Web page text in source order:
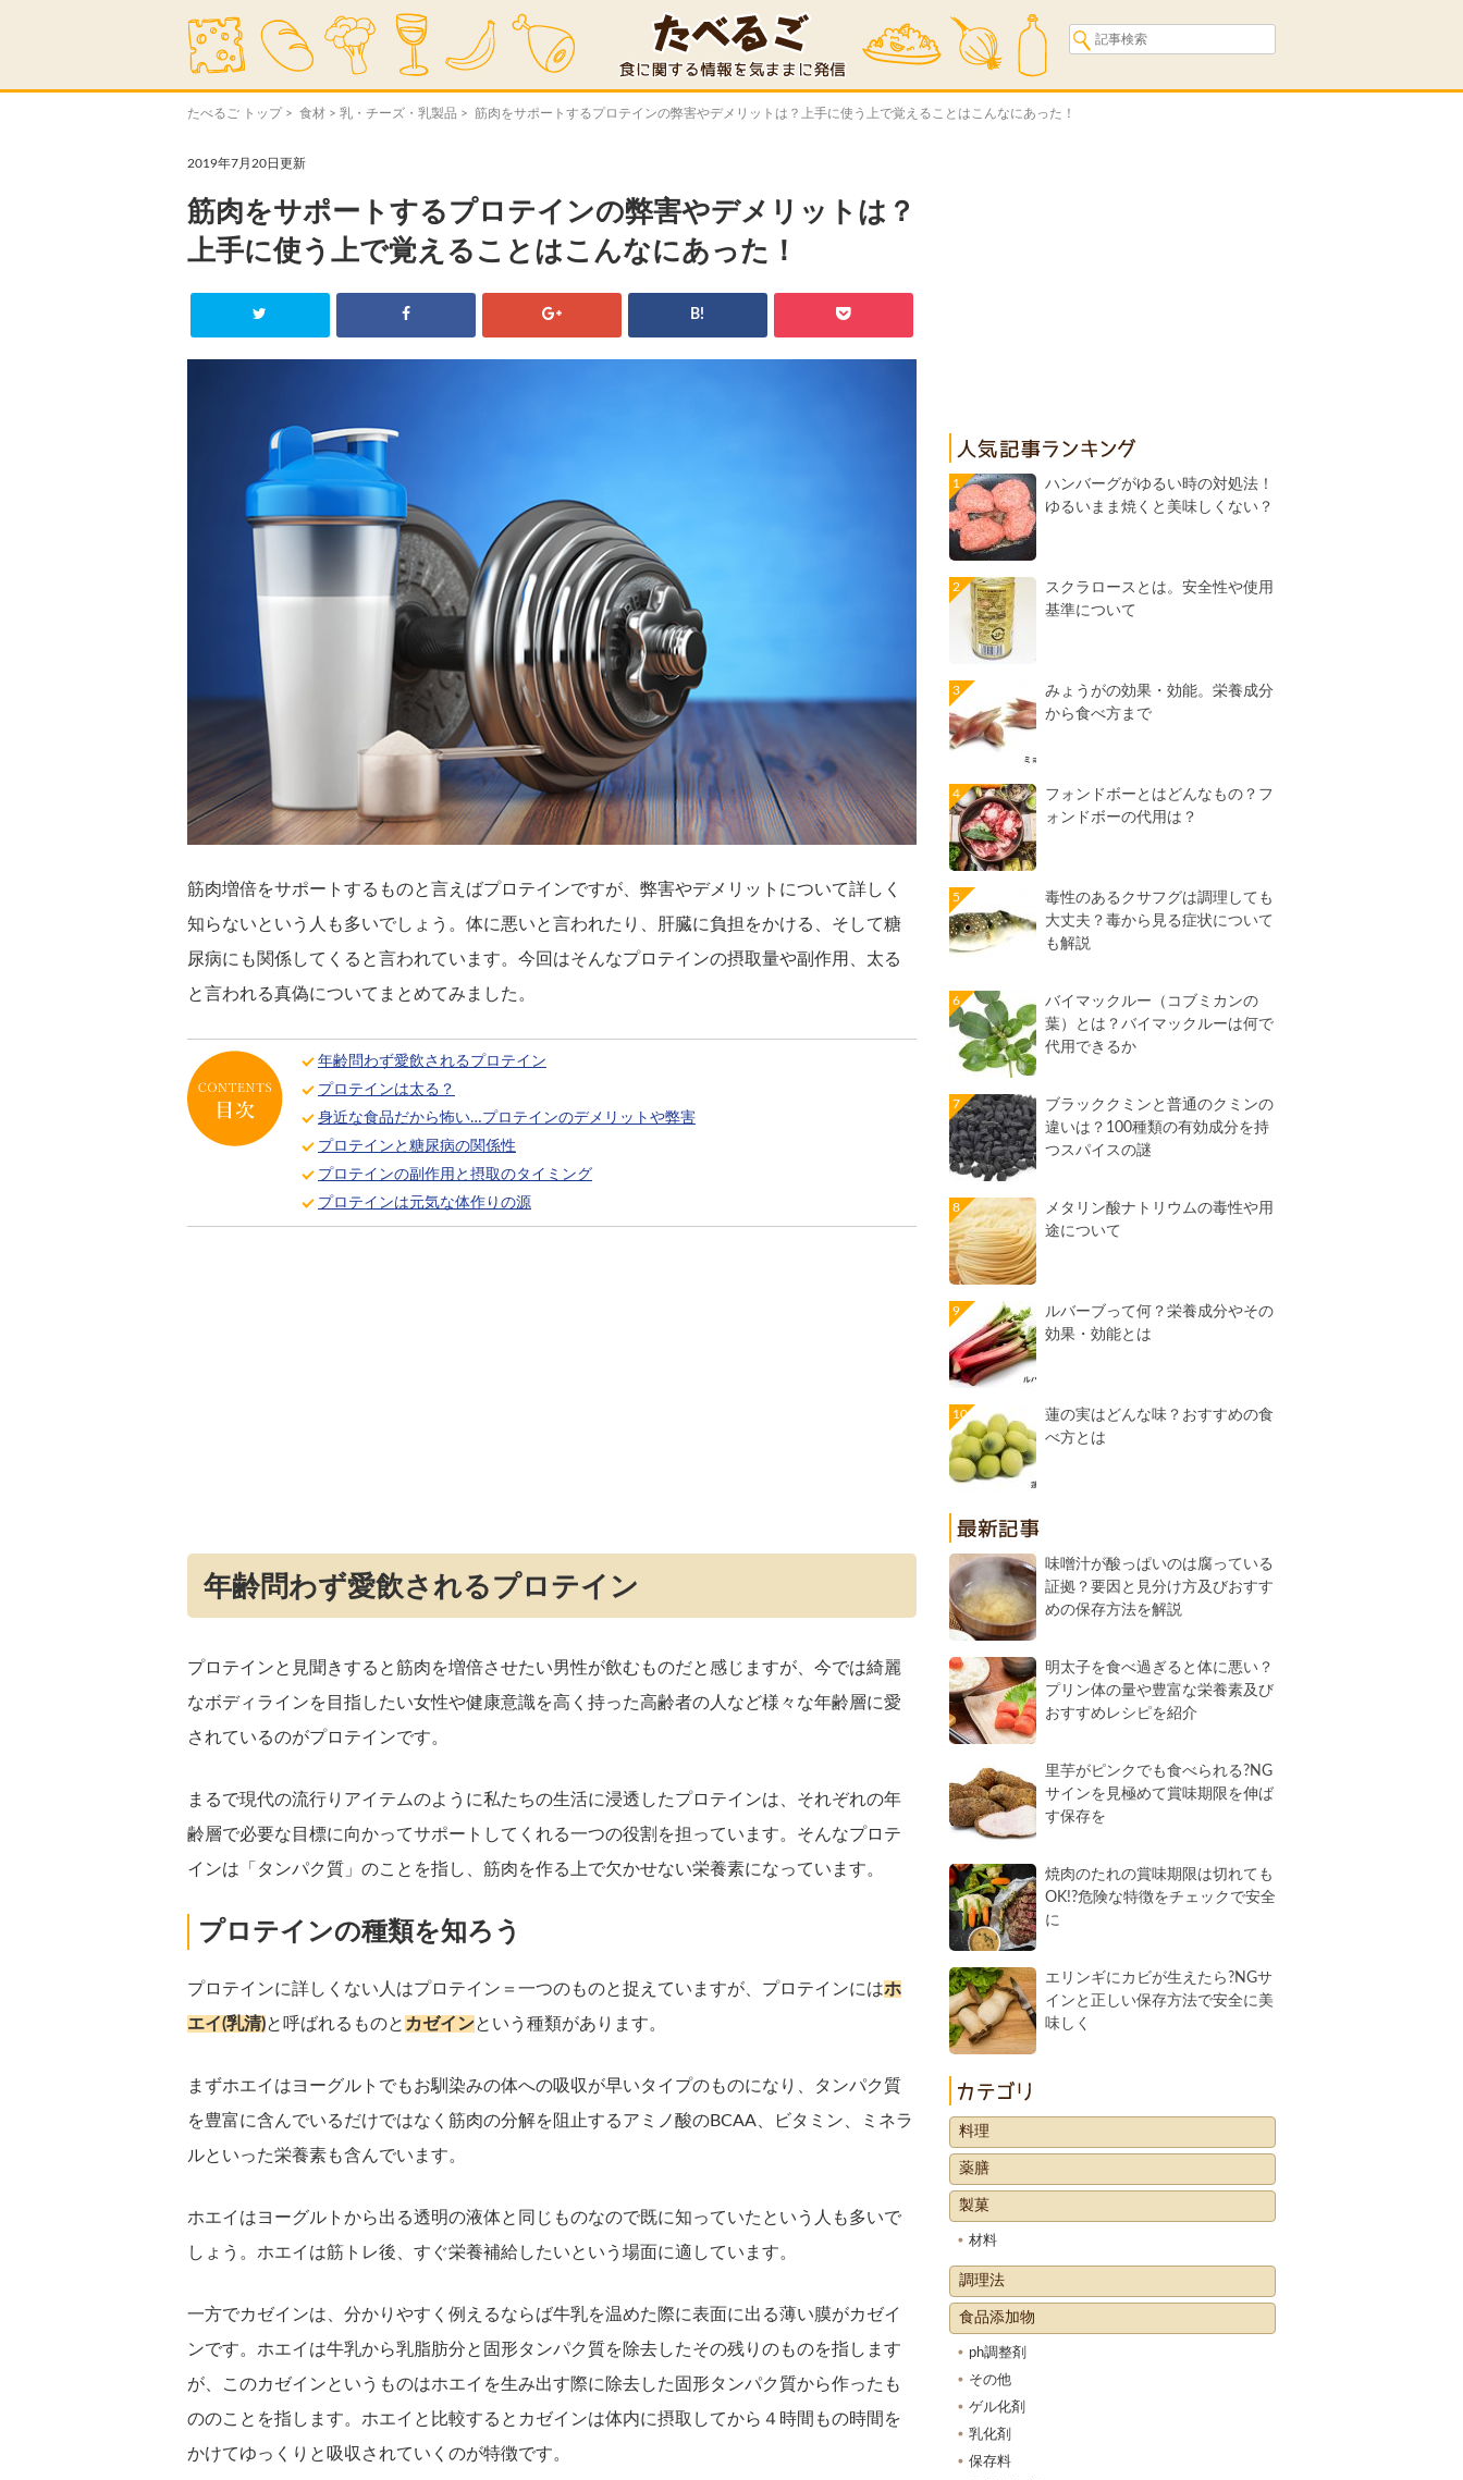
たべるご トップ> 食材 > 乳・チーズ・乳製品 > 筋肉をサポートするプロテインの弊害やデメリットは？上手に使う上で覚えることはこんなにあった！
2019年7月20日更新
筋肉をサポートするプロテインの弊害やデメリットは？
上手に使う上で覚えることはこんなにあった！
B!
筋肉増倍をサポートするものと言えばプロテインですが、弊害やデメリットについて詳しく
知らないという人も多いでしょう。体に悪いと言われたり、肝臓に負担をかける、そして糖
尿病にも関係してくると言われています。今回はそんなプロテインの摂取量や副作用、太る
と言われる真偽についてまとめてみました。
年齢問わず愛飲されるプロテイン
プロテインは太る？
身近な食品だから怖い…プロテインのデメリットや弊害
プロテインと糖尿病の関係性
プロテインの副作用と摂取のタイミング
プロテインは元気な体作りの源
年齢問わず愛飲されるプロテイン
プロテインと見聞きすると筋肉を増倍させたい男性が飲むものだと感じますが、今では綺麗
なボディラインを目指したい女性や健康意識を高く持った高齢者の人など様々な年齢層に愛
されているのがプロテインです。
まるで現代の流行りアイテムのように私たちの生活に浸透したプロテインは、それぞれの年
齢層で必要な目標に向かってサポートしてくれる一つの役割を担っています。そんなプロテ
インは「タンパク質」のことを指し、筋肉を作る上で欠かせない栄養素になっています。
プロテインの種類を知ろう
プロテインに詳しくない人はプロテイン＝一つのものと捉えていますが、プロテインにはホ
エイ(乳清)と呼ばれるものと カゼインという種類があります。
まずホエイはヨーグルトでもお馴染みの体への吸収が早いタイプのものになり、タンパク質
を豊富に含んでいるだけではなく筋肉の分解を阻止するアミノ酸のBCAA、ビタミン、ミネラ
ルといった栄養素も含んでいます。
ホエイはヨーグルトから出る透明の液体と同じものなので既に知っていたという人も多いで
しょう。ホエイは筋トレ後、すぐ栄養補給したいという場面に適しています。
一方でカゼインは、分かりやすく例えるならば牛乳を温めた際に表面に出る薄い膜がカゼイ
ンです。ホエイは牛乳から乳脂肪分と固形タンパク質を除去したその残りのものを指します
が、このカゼインというものはホエイを生み出す際に除去した固形タンパク質から作ったも
ののことを指します。ホエイと比較するとカゼインは体内に摂取してから４時間もの時間を
かけてゆっくりと吸収されていくのが特徴です。
ハンバーグがゆるい時の対処法！
ゆるいまま焼くと美味しくない？
スクラロースとは。安全性や使用
基準について
みょうがの効果・効能。栄養成分
から食べ方まで
フォンドボーとはどんなもの？フ
ォンドボーの代用は？
毒性のあるクサフグは調理しても
大丈夫？毒から見る症状について
も解説
バイマックルー（コブミカンの
葉）とは？バイマックルーは何で
代用できるか
ブラッククミンと普通のクミンの
違いは？100種類の有効成分を持
つスパイスの謎
メタリン酸ナトリウムの毒性や用
途について
ルバーブって何？栄養成分やその
効果・効能とは
蓮の実はどんな味？おすすめの食
べ方とは
味噌汁が酸っぱいのは腐っている
証拠？要因と見分け方及びおすす
めの保存方法を解説
明太子を食べ過ぎると体に悪い？
プリン体の量や豊富な栄養素及び
おすすめレシピを紹介
里芋がピンクでも食べられる?NG
サインを見極めて賞味期限を伸ば
す保存を
焼肉のたれの賞味期限は切れても
OK!?危険な特徴をチェックで安全
に
エリンギにカビが生えたら?NGサ
インと正しい保存方法で安全に美
味しく
料理
薬膳
製菓
材料
調理法
食品添加物
ph調整剤
その他
ゲル化剤
乳化剤
保存料